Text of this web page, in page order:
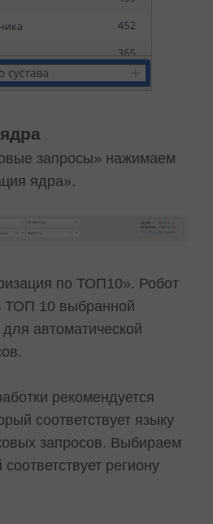
запросы» нажимаем
ядра».
по ТОП10». Робот
ТОП 10 выбранной
автоматической
рекомендуется
соответствует языку
запросов. Выбираем
региону